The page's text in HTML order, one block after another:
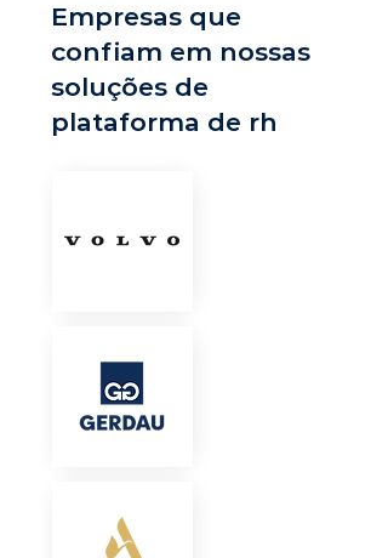
Empresas que
confiam em nossas
soluções de
plataforma de rh